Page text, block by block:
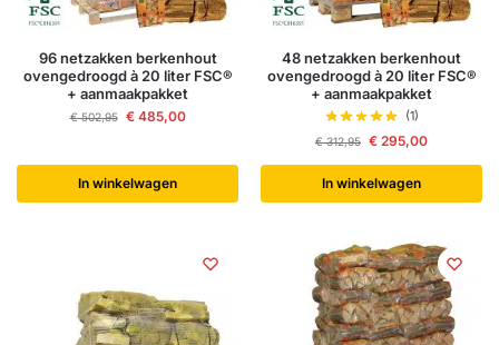
96 netzakken berkenhout
ovengedroogd à 20 liter FSC®
+ aanmaakpakket
€502,95 €485,00
In winkelwagen
48 netzakken berkenhout
ovengedroogd à 20 liter FSC®
+ aanmaakpakket
(1)
€312,95 € 295,00
In winkelwagen